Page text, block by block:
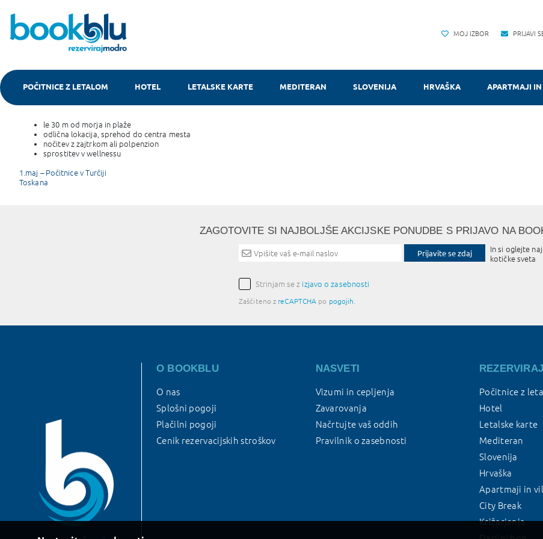
MOJ IZBOR PRIJAVI
POČITNICE Z LETALOM HOTEL LETALSKE KARTE MEDITERAN SLOVENIJA HRVAŠKA APARTMAJI IN
le 30 m od morja in plaže
odlična lokacija, sprehod do centra mesta
nočitev z zajtrkom ali polpenzion
sprostitev v wellnessu
Post
navigation
1.maj – Počitnice v Turčiji
Toskana
ZAGOTOVITE SI NAJBOLJŠE AKCIJSKE PONUDBE S PRIJAVO NA
Prijavite se zdaj
In si oglejte
kotičke sveta
Strinjam se z izjavo o zasebnosti
Zaščiteno z reCAPTCHA po pogojih
O BOOKBLU
O nas
Splošni pogoji
Plačilni pogoji
Cenik rezervacijskih stroškov
NASVETI
Vizumi in cepljenja
Zavarovanja
Načrtujte vaš oddih
Pravilnik o zasebnosti
REZERVIRAJ
Počitnice z
Hotel
Letalske karte
Mediteran
Slovenija
Hrvaška
Apartmaji in
City Break
Križarjenja